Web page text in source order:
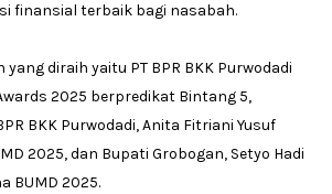
finansial terbaik bagi nasabah.
diraih yaitu PT BPR BKK Purwodadi
2025 berpredikat Bintang 5,
BKK Purwodadi, Anita Fitriani Yusuf
2025, dan Bupati Grobogan, Setyo Hadi
BUMD 2025.